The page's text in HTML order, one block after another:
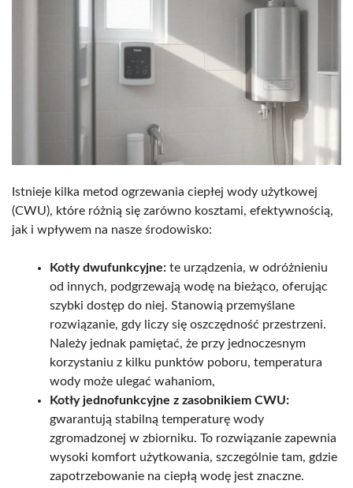
Istnieje kilka metod ogrzewania ciepłej wody użytkowej
(CWU), które różnią się zarówno kosztami, efektywnością,
jak i wpływem na nasze środowisko:
Kotły dwufunkcyjne: te urządzenia, w odróżnieniu
od innych, podgrzewają wodę na bieżąco, oferując
szybki dostęp do niej. Stanowią przemyślane
rozwiązanie, gdy liczy się oszczędność przestrzeni.
Należy jednak pamiętać, że przy jednoczesnym
korzystaniu z kilku punktów poboru, temperatura
wody może ulegać wahaniom,
Kotły jednofunkcyjne z zasobnikiem CWU:
gwarantują stabilną temperaturę wody
zgromadzonej w zbiorniku. To rozwiązanie zapewnia
wysoki komfort użytkowania, szczególnie tam, gdzie
zapotrzebowanie na ciepłą wodę jest znaczne.